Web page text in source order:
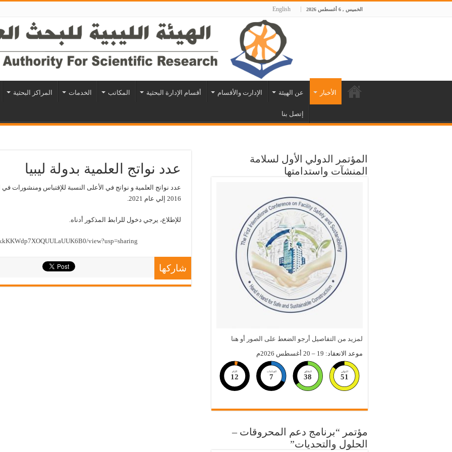
الخميس , 6 أغسطس 2026 English
الأخبار عن الهيئة الإدارت والأقسام أقسام الإدارة البحثية المكاتب الخدمات المراكز البحثية
إتصل بنا
عدد نواتج العلمية بدولة ليبيا
عدد نواتج العلمية و نواتج في الأعلى النسبة للإقتباس ومنشورات في
2016 إلي عام 2021.
للإطلاع، يرجي دخول للرابط المذكور أدناه.
view?usp=sharing
شاركها
المؤتمر الدولي الأول لسلامة
المنشآت واستدامتها
لمزيد من التفاصيل أرجو الضعط على الصور أو هنا
موعد الانعقاد: 19 – 20 أغسطس 2026م
الايام
12
الساعات
7
الدقائق
38
الثواني
50
مؤتمر “برنامج دعم المحروقات –
الحلول والتحديات”